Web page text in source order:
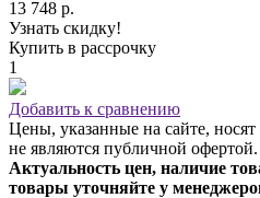
13 748 р.
Узнать скидку!
Купить в рассрочку
1
Добавить к сравнению
Цены, указанные на сайте,
не являются публичной офертой.
Актуальность цен, наличие
товары уточняйте у